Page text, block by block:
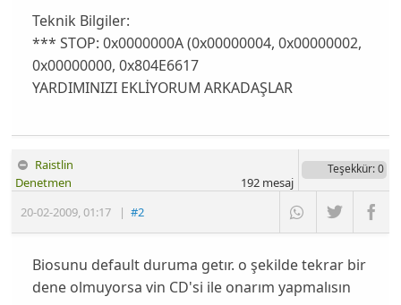
Teknik Bilgiler:
*** STOP: 0x0000000A (0x00000004, 0x00000002,
0x00000000, 0x804E6617
YARDIMINIZI EKLİYORUM ARKADAŞLAR
Raistlin
20-02-2009,01:17 |#2
Denetmen
Teşekkür: 0
192mesaj
Biosunu default duruma getır. o şekilde tekrar bir
dene olmuyorsa vin CD'si ile onarım yapmalısın